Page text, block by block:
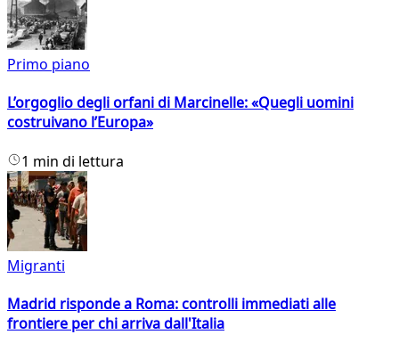
Primo piano
L’orgoglio degli orfani di Marcinelle: «Quegli uomini
costruivano l’Europa»
1 min di lettura
Migranti
Madrid risponde a Roma: controlli immediati alle
frontiere per chi arriva dall'Italia